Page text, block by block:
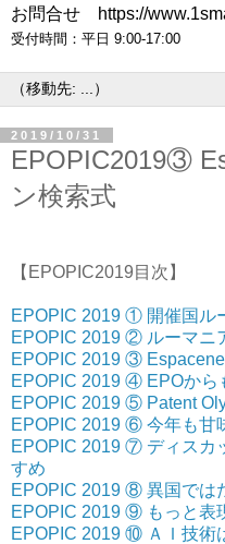
お問合せ https://
受付時間：平日 9:00-17:00
2019/10/31
EPOPIC2019③
ン検索式
【EPOPIC2019目次】
EPOPIC 2019 ① 開催国ル
EPOPIC 2019 ② ルーマニ
EPOPIC 2019 ③
EPOPIC 2019 ④ EPOから
EPOPIC 2019 ⑤ Patent
EPOPIC 2019 ⑥ 今年も甘
EPOPIC 2019 ⑦ ディスカ
すめ
EPOPIC 2019 ⑧ 異国では
EPOPIC 2019 ⑨ もっと表
EPOPIC 2019 ⑩ ＡＩ技術